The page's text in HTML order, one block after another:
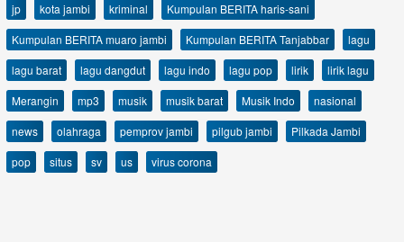
jp
kota jambi kriminal
Kumpulan BERITA haris-sani
Kumpulan BERITA muaro jambi
Kumpulan BERITA Tanjabbar
lagu
lagu barat
lagu dangdut lagu indo lagu pop lirik
lirik lagu
Merangin
mp3 musik musik barat Musik Indo
nasional
news
olahraga pemprov jambi pilgub jambi
Pilkada Jambi
pop
situs sv us virus corona